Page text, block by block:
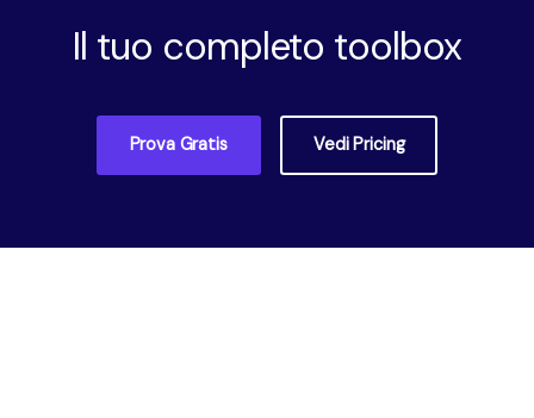
Il tuo completo toolbox
Prova Gratis Vedi Pricing